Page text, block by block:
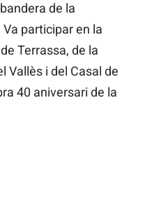
de la
participar en la
Terrassa, de la
Vallès i del Casal de
40 aniversari de la